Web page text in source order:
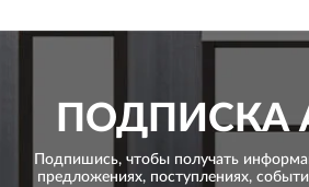
ПОДПИСКА
Подпишись, чтобы получать
предложениях, поступлениях,